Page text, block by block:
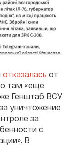
отказалась от
там «еще
Генштаб ВСУ
уничтожение
за
с
В